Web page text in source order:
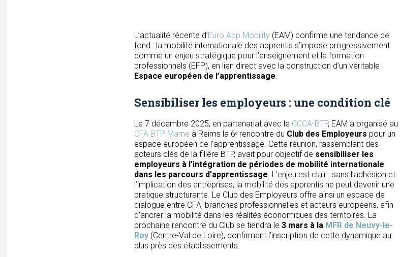
L’actualité récente d’Euro App Mobility (EAM) confirme une tendance de
fond : la mobilité internationale des apprentis s’impose progressivement
comme un enjeu stratégique pour l’enseignement et la formation
professionnels (EFP), en lien direct avec la construction d’un véritable
Espace européen de l’apprentissage.
Sensibiliser les employeurs : une condition clé
Le 7 décembre 2025, en partenariat avec le CCCA-BTP, EAM a organisé au
CFA BTP Marne à Reims la 6ᵉ rencontre du Club des Employeurs pour un
espace européen de l’apprentissage. Cette réunion, rassemblant des
acteurs clés de la filière BTP, avait pour objectif de sensibiliser les
employeurs à l’intégration de périodes de mobilité internationale
dans les parcours d’apprentissage. L’enjeu est clair : sans l’adhésion et
l’implication des entreprises, la mobilité des apprentis ne peut devenir une
pratique structurante. Le Club des Employeurs offre ainsi un espace de
dialogue entre CFA, branches professionnelles et acteurs européens, afin
d’ancrer la mobilité dans les réalités économiques des territoires. La
prochaine rencontre du Club se tiendra le 3 mars à la MFR de Neuvy-le-
Roy (Centre-Val de Loire), confirmant l’inscription de cette dynamique au
plus près des établissements.